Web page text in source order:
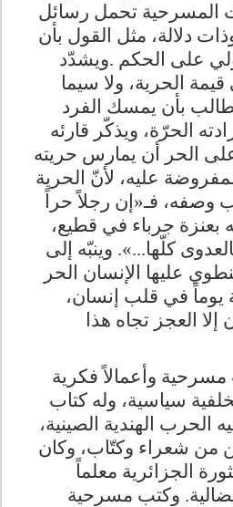
المسرحية تحمل رسائل
دلالة، مثل القول بأن
على الحكم .ويشدّد
الحرية، ولا سيما
بأن يمسك الفرد
الحرّة، ويذكّر قارئه
الحر أن يمارس حريته
عليه، لأنّ الحرية
فـ«إن رجلاً حراً
بعنزة جرباء في قطيع،
كلّها...». وينبّه إلى
عليها الإنسان الحر
يوماً في قلب إنسان،
إلا العجز تجاه هذا
وأعمالاً فكرية
سياسية، وله كتاب
الحرب الهندية الصينية،
من شعراء وكتّاب، وكان
الجزائرية معلماً
وكتب مسرحية